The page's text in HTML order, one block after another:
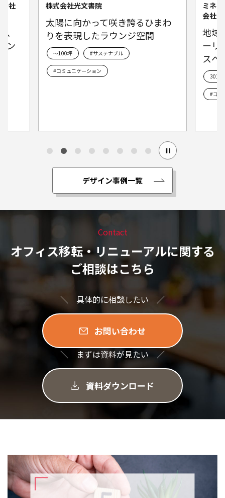
社
ン
株式会社光文書院
太陽に向かって咲き誇るひまわ
りを表現したラウンジ空間
～100坪 #サステナブル
#コミュニケーション
ミネ
会社
地域
ーリ
スへ
301坪
#コミ
デザイン事例一覧
Contact
オフィス移転・リニューアルに関する
ご相談はこちら
＼ 具体的に相談したい ／
お問い合わせ
＼ まずは資料が見たい ／
資料ダウンロード